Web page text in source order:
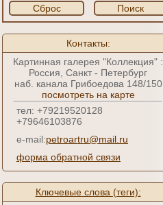
Сброс Поиск
Контакты:
Картинная галерея "Коллекция" :
Россия, Санкт - Петербург
наб. канала Грибоедова 148/150
посмотреть на карте
тел: +79219520128
+79646103876
e-mail:petroartru@mail.ru
форма обратной связи
Ключевые слова (теги):